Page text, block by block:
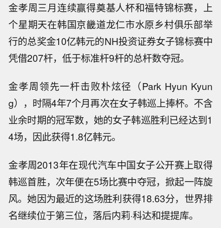
金孝周三月连续赢得奠基人杯和福特锦标赛，上
个星期天在韩国京畿道龙仁市水原乡村俱乐部举
行的总奖金10亿韩元的NH投资证券女子锦标赛中
凭借207杆，低于标准杆9杆的总杆数夺冠。
金孝周领先一杆击败朴炫径（Park Hyun Kyun
g），时隔4年7个月再次在女子韩巡上捧杯。不含
业余时期的冠军数，她的女子韩巡胜利已经达到1
4场，因此获得1.8亿韩元。
金孝周2013年在现代汽车中国女子公开赛上取得
韩巡首胜，次年便在5场比赛中夺冠，掀起一阵旋
风。她因为最近的这场胜利获得18.63分，世界排
名继续位于第三位，落后内莉·科达和提提库。